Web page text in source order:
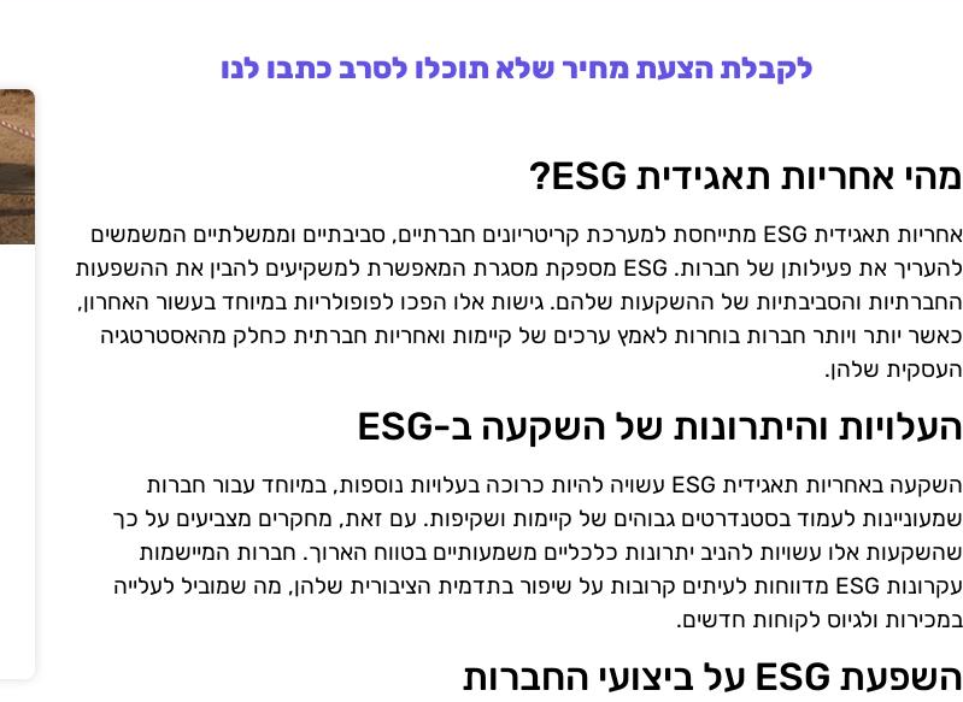
לקבלת הצעת מחיר שלא תוכלו לסרב כתבו לנו
מהי אחריות תאגידית ESG?
אחריות תאגידית ESG מתייחסת למערכת קריטריונים חברתיים, סביבתיים וממשלתיים המשמשים
להעריך את פעילותן של חברות. ESG מספקת מסגרת המאפשרת למשקיעים להבין את ההשפעות
החברתיות והסביבתיות של ההשקעות שלהם. גישות אלו הפכו לפופולריות במיוחד בעשור האחרון,
כאשר יותר ויותר חברות בוחרות לאמץ ערכים של קיימות ואחריות חברתית כחלק מהאסטרטגיה
העסקית שלהן.
העלויות והיתרונות של השקעה ב-ESG
השקעה באחריות תאגידית ESG עשויה להיות כרוכה בעלויות נוספות, במיוחד עבור חברות
שמעוניינות לעמוד בסטנדרטים גבוהים של קיימות ושקיפות. עם זאת, מחקרים מצביעים על כך
שהשקעות אלו עשויות להניב יתרונות כלכליים משמעותיים בטווח הארוך. חברות המיישמות
עקרונות ESG מדווחות לעיתים קרובות על שיפור בתדמית הציבורית שלהן, מה שמוביל לעלייה
במכירות ולגיוס לקוחות חדשים.
השפעת ESG על ביצועי החברות